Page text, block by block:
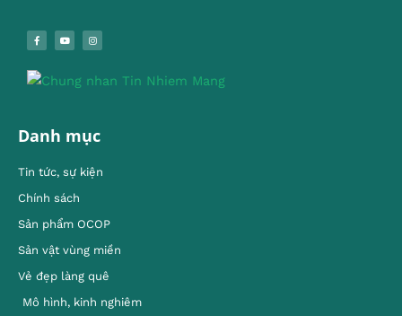
Danh mục
Tin tức, sự kiện
Chính sách
Sản phẩm OCOP
Sản vật vùng miền
Vẻ đẹp làng quê
Mô hình, kinh nghiêm